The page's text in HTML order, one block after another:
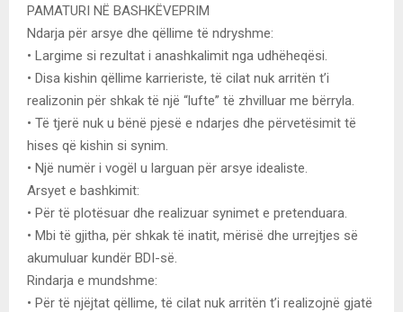
PAMATURI NË BASHKËVEPRIM
Ndarja për arsye dhe qëllime të ndryshme:
• Largime si rezultat i anashkalimit nga udhëheqësi.
• Disa kishin qëllime karrieriste, të cilat nuk arritën t’i
realizonin për shkak të një “lufte” të zhvilluar me bërryla.
• Të tjerë nuk u bënë pjesë e ndarjes dhe përvetësimit të
hises që kishin si synim.
• Një numër i vogël u larguan për arsye idealiste.
Arsyet e bashkimit:
• Për të plotësuar dhe realizuar synimet e pretenduara.
• Mbi të gjitha, për shkak të inatit, mërisë dhe urrejtjes së
akumuluar kundër BDI-së.
Rindarja e mundshme:
• Për të njëjtat qëllime, të cilat nuk arritën t’i realizojnë gjatë